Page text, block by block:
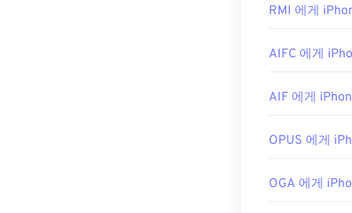
인 스트리밍에
모바일 기기에
개발자:
https://
RMI 에게
AIFC 에게
AIF 에게
OPUS 에게
OGA 에게